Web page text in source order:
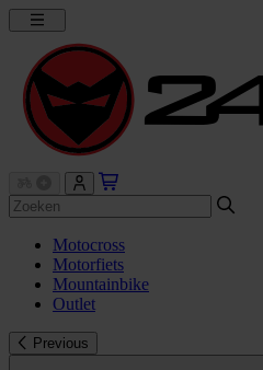
Motocross
Motorfiets
Mountainbike
Outlet
Previous